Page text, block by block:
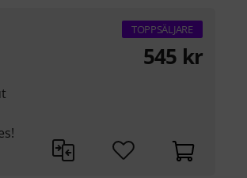
TOPPSÄLJARE
545 kr